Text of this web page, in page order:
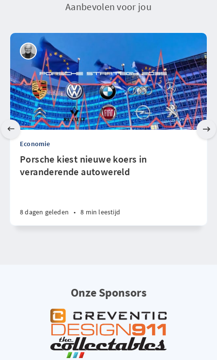
Aanbevolen voor jou
Economie
Porsche kiest nieuwe koers in
veranderende autowereld
8 dagen geleden • 8 min leestijd
Onze Sponsors